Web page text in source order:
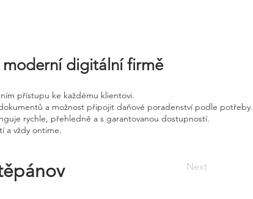
moderní digitální firmě
přístupu ke každému klientovi.
a možnost připojit daňové poradenství podle potřeby.
rychle, přehledně a s garantovanou dostupností.
a vždy ontime.
Next